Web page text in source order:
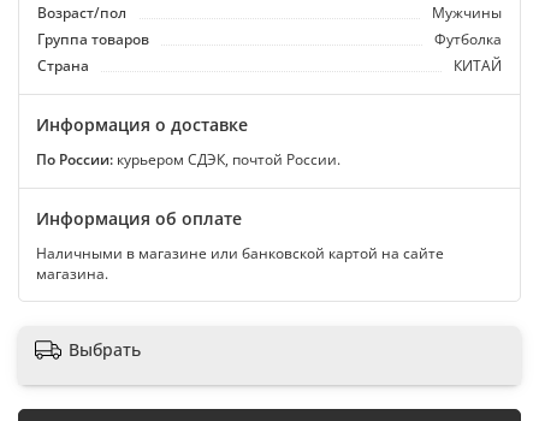
Возраст/пол
Мужчины
Группа товаров
Футболка
Страна
КИТАЙ
Информация о доставке
По России: курьером СДЭК, почтой России.
Информация об оплате
Наличными в магазине или банковской картой на сайте
магазина.
Выбрать